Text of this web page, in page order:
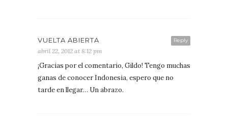
Reply
VUELTA ABIERTA
abril 22, 2012 at 8:12 pm
¡Gracias por el comentario, Gildo! Tengo muchas
ganas de conocer Indonesia, espero que no
tarde en llegar… Un abrazo.